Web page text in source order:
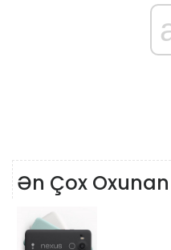
Ən Çox Oxunan